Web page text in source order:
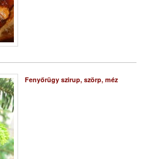
Fenyőrügy szirup, szörp, méz